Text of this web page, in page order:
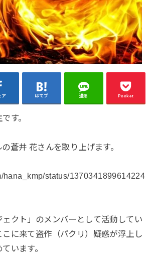
ア はてブ 送る Pocket
す。
蒼井 花さんを取り上げます。
hana_kmp/status/1370341899614224
ェクト」のメンバーとして活動してい
こに来て盗作（パクリ）疑惑が浮上し
います。